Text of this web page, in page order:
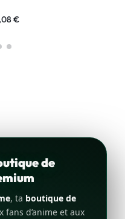
€
de
, ta boutique de
fans d’anime et aux